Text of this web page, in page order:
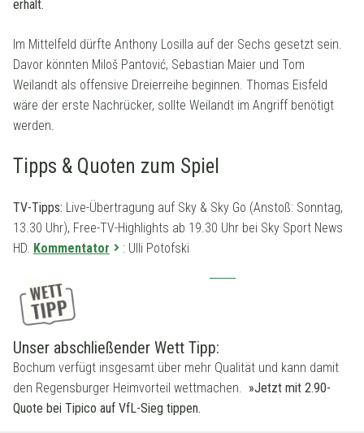
erhält.
Im Mittelfeld dürfte Anthony Losilla auf der Sechs gesetzt sein.
Davor könnten Miloš Pantović, Sebastian Maier und Tom
Weilandt als offensive Dreierreihe beginnen. Thomas Eisfeld
wäre der erste Nachrücker, sollte Weilandt im Angriff benötigt
werden.
Tipps & Quoten zum Spiel
TV-Tipps: Live-Übertragung auf Sky & Sky Go (Anstoß: Sonntag,
13.30 Uhr), Free-TV-Highlights ab 19.30 Uhr bei Sky Sport News
HD. Kommentator : Ulli Potofski
Unser abschließender Wett Tipp:
Bochum verfügt insgesamt über mehr Qualität und kann damit
den Regensburger Heimvorteil wettmachen. »Jetzt mit 2.90-
Quote bei Tipico auf VfL-Sieg tippen.